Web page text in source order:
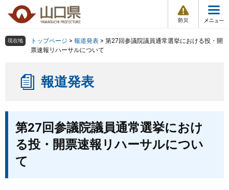
の
ー
情
メ
ュ
組織で探す
くらし・環境
健康・福祉
検索の仕方 組織で探す
現在地 トップページ > 報道発表 > 第27回参議院議員通常選挙における投・開
票速報リハーサルについて
報道発表
第27回参議院議員通常選挙におけ
る投・開票速報リハーサルについ
て